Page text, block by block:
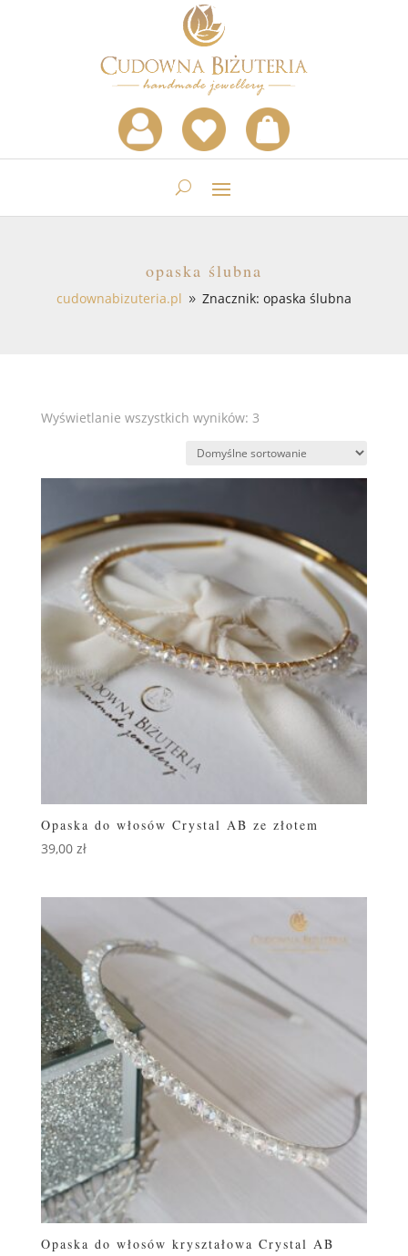
opaska ślubna
cudownabizuteria.pl 9 Znacznik: opaska ślubna
Wyświetlanie wszystkich wyników: 3
Opaska do włosów Crystal AB ze złotem
39,00 zł
Opaska do włosów kryształowa Crystal AB